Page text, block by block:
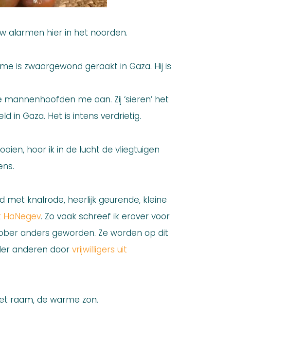
alarmen hier in het noorden.
is zwaargewond geraakt in Gaza. Hij is
me aan. Zij ‘sieren’ het
in Gaza. Het is intens verdrietig.
hoor ik in de lucht de vliegtuigen
met knalrode, heerlijk geurende, kleine
HaNegev. Zo vaak schreef ik erover voor
anders geworden. Ze worden op dit
anderen door vrijwilligers uit
raam, de warme zon.